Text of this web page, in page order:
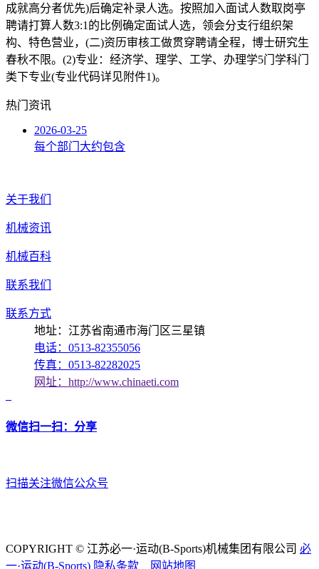
成就高分者优先)后确定补录人选。按照加入面试人数取岗亭
聘请打算人数3:1的比例确定面试人选，领会分支行组织架
构、特色营业，(二)资历审核工做贯穿聘请全程，博士研究生
春秋不限。(2)专业：经济学、理学、工学、办理学5门学科门
类下专业(专业代码详见附件1)。
热门资讯
2026-03-25
每个部门大约包含
关于我们
机械资讯
机械百科
联系我们
联系方式
地址：江苏省南通市海门区三星镇
电话：0513-82355056
传真：0513-82282025
网址：http://www.chinaeti.com
微信扫一扫：分享
扫描关注微信公众号
COPYRIGHT © 江苏必一·运动(B-Sports)机械集团有限公司 必
一·运动(B-Sports) 隐私条款 网站地图